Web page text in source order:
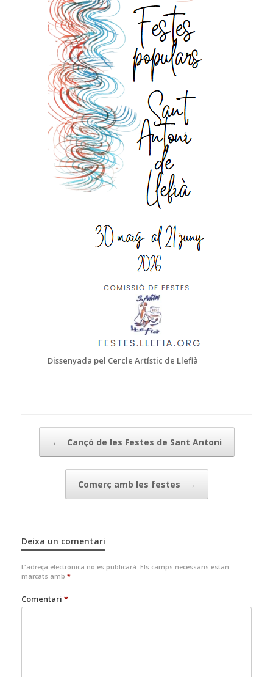
Dissenyada pel Cercle Artístic de Llefià
← Cançó de les Festes de Sant Antoni
Comerç amb les festes →
Deixa un comentari
L'adreça electrònica no es publicarà. Els camps necessaris estan
marcats amb *
Comentari *